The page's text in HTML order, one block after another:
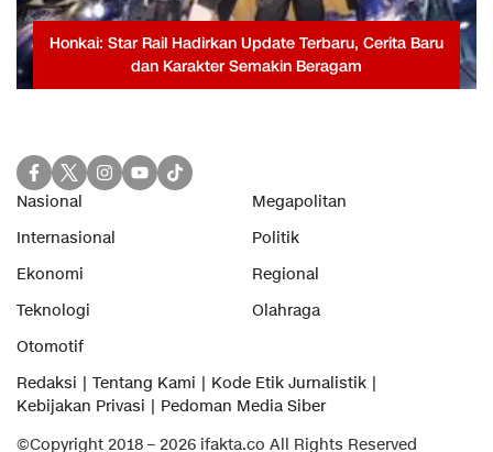
Honkai: Star Rail Hadirkan Update Terbaru, Cerita Baru
dan Karakter Semakin Beragam
Nasional
Megapolitan
Internasional
Politik
Ekonomi
Regional
Teknologi
Olahraga
Otomotif
Redaksi
Tentang Kami
Kode Etik Jurnalistik
Kebijakan Privasi
Pedoman Media Siber
©Copyright 2018 – 2026 ifakta.co All Rights Reserved